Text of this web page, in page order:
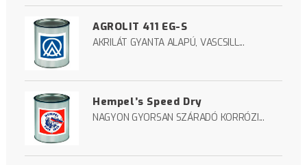
AGROLIT 411 EG-S
AKRILÁT GYANTA ALAPÚ, VASCSILL...
Hempel’s Speed Dry
NAGYON GYORSAN SZÁRADÓ KORRÓZI...